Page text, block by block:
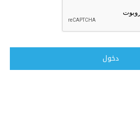
دخول